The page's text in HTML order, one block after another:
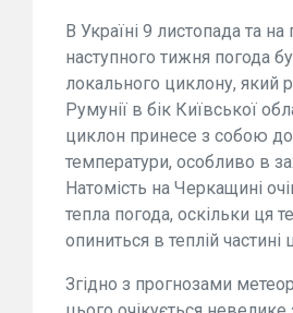
В Україні 9 листопада та на
наступного тижня погода
локального циклону, який
Румунії в бік Київської
циклон принесе з собою
температури, особливо в
Натомість на Черкащині
тепла погода, оскільки ця
опиниться в теплій частині
Згідно з прогнозами